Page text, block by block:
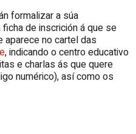
formalizar a súa
de inscrición á que se
aparece no cartel das
, indicando o centro educativo
e charlas ás que quere
numérico), así como os